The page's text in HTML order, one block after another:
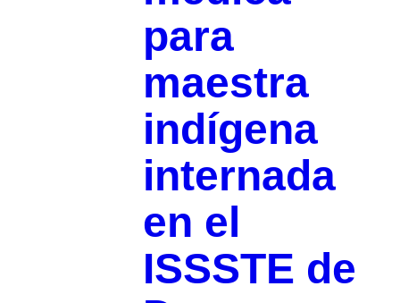
para
maestra
indígena
internada
en el
ISSSTE de